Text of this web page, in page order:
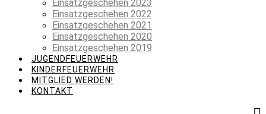
Einsatzgeschehen 2023
Einsatzgeschehen 2022
Einsatzgeschehen 2021
Einsatzgeschehen 2020
Einsatzgeschehen 2019
JUGENDFEUERWEHR
KINDERFEUERWEHR
MITGLIED WERDEN!
KONTAKT